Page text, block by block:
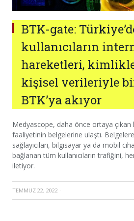
BTK-gate:
kullanıcıların
hareketleri,
kişisel verileriyle
BTK’ya akıyor
Medyascope, daha önce ortaya
faaliyetinin belgelerine ulaştı.
sağlayıcıları, bilgisayar ya da mobil
bağlanan tüm kullanıcıların trafiğini,
iletiyor.
TEMMUZ 22, 2022 ·